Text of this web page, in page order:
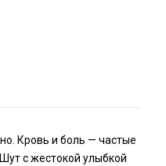
Кровь и боль — частые
с жестокой улыбкой